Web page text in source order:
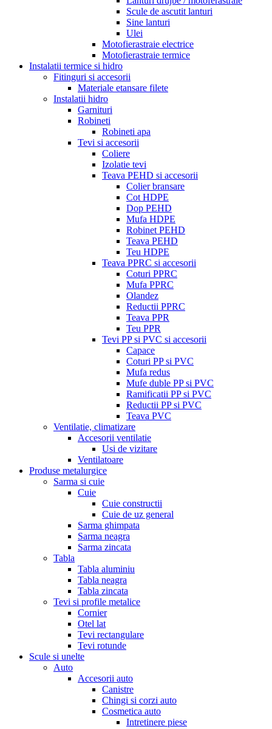
Scule de ascutit lanturi
Sine lanturi
Ulei
Motofierastraie electrice
Motofierastraie termice
Instalatii termice si hidro
Fitinguri si accesorii
Materiale etansare filete
Instalatii hidro
Garnituri
Robineti
Robineti apa
Tevi si accesorii
Coliere
Izolatie tevi
Teava PEHD si accesorii
Colier bransare
Cot HDPE
Dop PEHD
Mufa HDPE
Robinet PEHD
Teava PEHD
Teu HDPE
Teava PPRC si accesorii
Coturi PPRC
Mufa PPRC
Olandez
Reductii PPRC
Teava PPR
Teu PPR
Tevi PP si PVC si accesorii
Capace
Coturi PP si PVC
Mufa redus
Mufe duble PP si PVC
Ramificatii PP si PVC
Reductii PP si PVC
Teava PVC
Ventilatie, climatizare
Accesorii ventilatie
Usi de vizitare
Ventilatoare
Produse metalurgice
Sarma si cuie
Cuie
Cuie constructii
Cuie de uz general
Sarma ghimpata
Sarma neagra
Sarma zincata
Tabla
Tabla aluminiu
Tabla neagra
Tabla zincata
Tevi si profile metalice
Cornier
Otel lat
Tevi rectangulare
Tevi rotunde
Scule si unelte
Auto
Accesorii auto
Canistre
Chingi si corzi auto
Cosmetica auto
Intretinere piese